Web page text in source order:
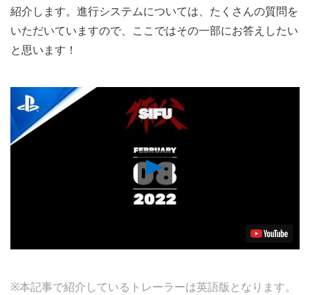
紹介します。進行システムについては、たくさんの質問を
いただいていますので、ここではその一部にお答えしたい
と思います！
Play
Video
※本記事で紹介しているトレーラーは英語版となります。